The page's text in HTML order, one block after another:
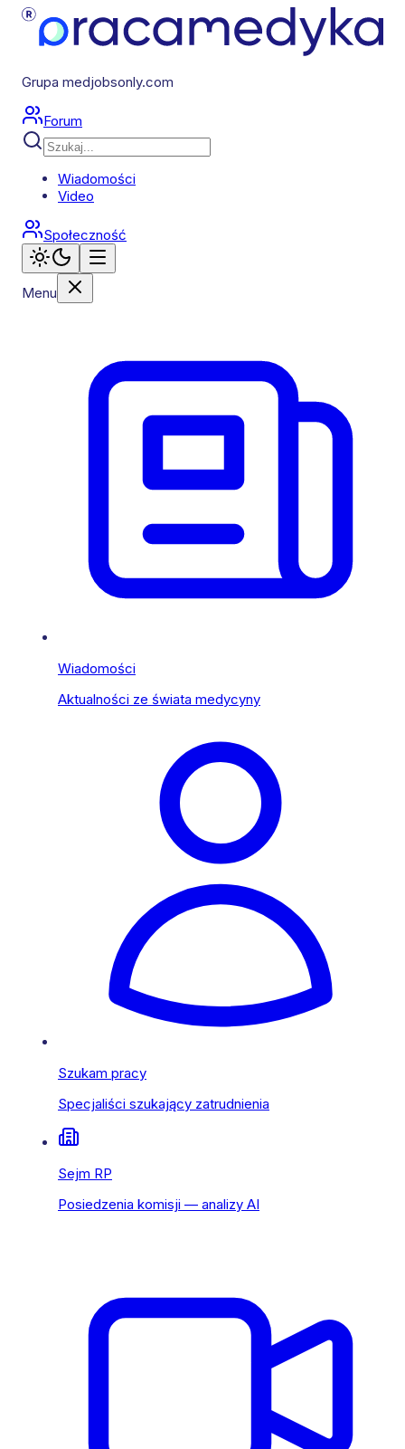
Grupa medjobsonly.com
Forum
Wiadomości
Video
Społeczność
Menu
Wiadomości
Aktualności ze świata medycyny
Szukam pracy
Specjaliści szukający zatrudnienia
Sejm RP
Posiedzenia komisji — analizy AI